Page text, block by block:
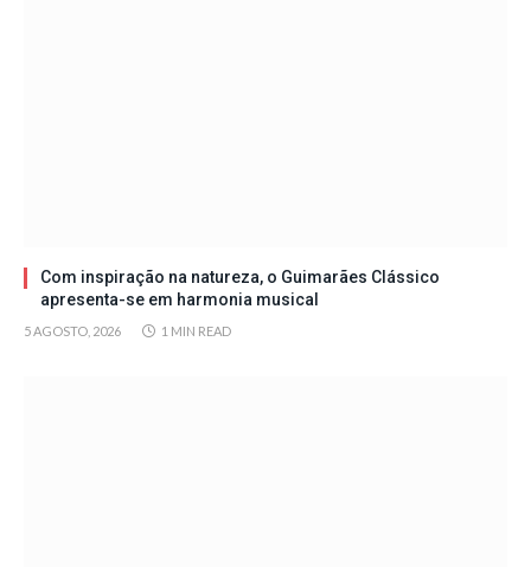
Com inspiração na natureza, o Guimarães Clássico
apresenta-se em harmonia musical
5 AGOSTO, 2026 1 MIN READ